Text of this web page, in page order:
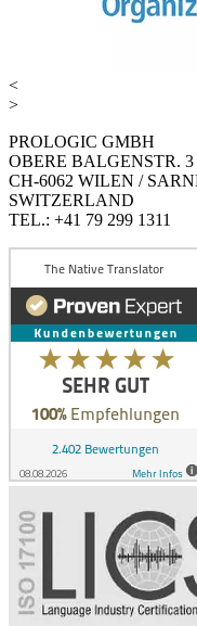
<
>
PROLOGIC GMBH
OBERE BALGENSTR. 3
CH-6062 WILEN /
SWITZERLAND
TEL.: +41 79 299 1311